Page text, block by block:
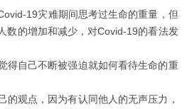
19灾难期间思考过生命的重量，但
数的增加和减少，对Covid-19的看法发
得自己不断被强迫就如何看待生命的重
的观点，因为有认同他人的无声压力，